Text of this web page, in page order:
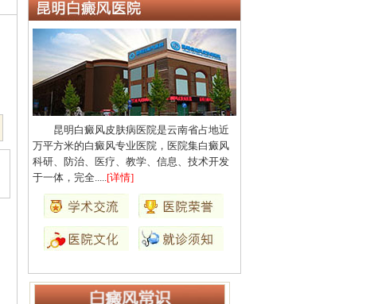
昆明白癜风皮肤病医院是云南省占地近
万平方米的白癜风专业医院，医院集白癜风
科研、防治、医疗、教学、信息、技术开发
于一体，完全.....[详情]